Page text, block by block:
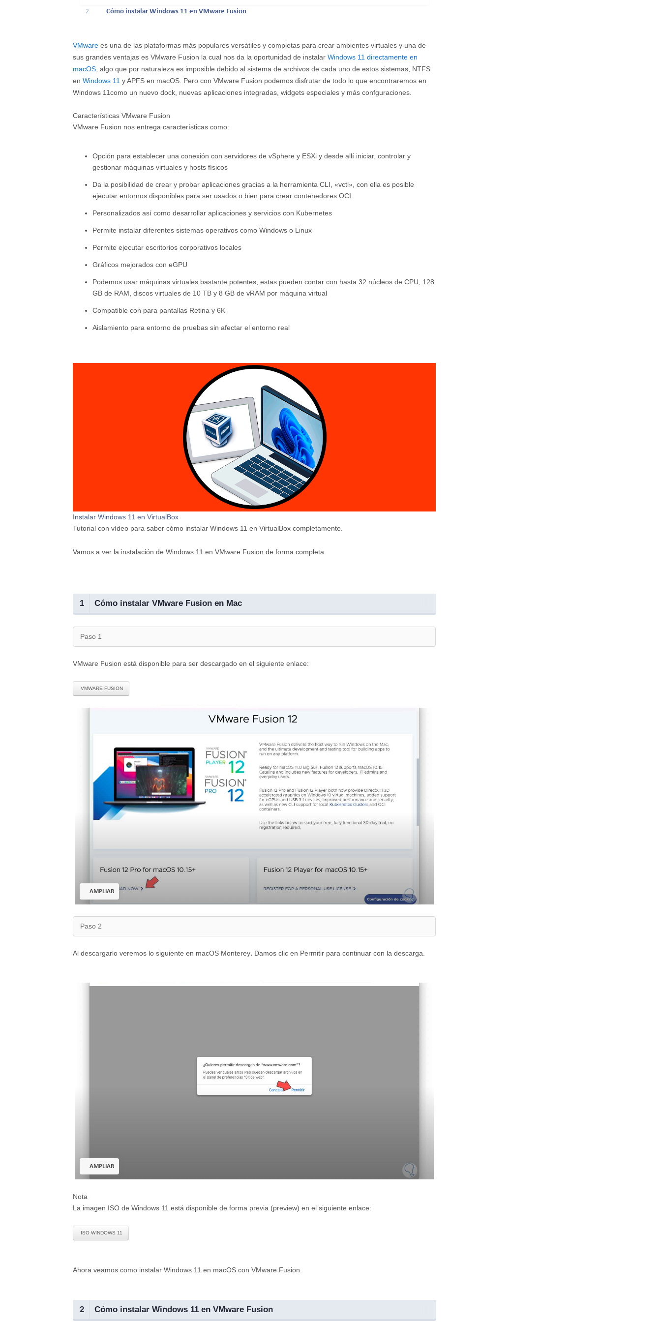
2
Cómo instalar Windows 11 en VMware Fusion
VMware es una de las plataformas más populares versátiles y completas para crear ambientes virtuales y una de
sus grandes ventajas es VMware Fusion la cual nos da la oportunidad de instalar Windows 11 directamente en
macOS, algo que por naturaleza es imposible debido al sistema de archivos de cada uno de estos sistemas, NTFS
en Windows 11 y APFS en macOS. Pero con VMware Fusion podemos disfrutar de todo lo que encontraremos en
Windows 11como un nuevo dock, nuevas aplicaciones integradas, widgets especiales y más confguraciones.
Características VMware Fusion
VMware Fusion nos entrega características como:
Opción para establecer una conexión con servidores de vSphere y ESXi y desde allí iniciar, controlar y
gestionar máquinas virtuales y hosts físicos
Da la posibilidad de crear y probar aplicaciones gracias a la herramienta CLI, «vctl», con ella es posible
ejecutar entornos disponibles para ser usados o bien para crear contenedores OCI
Personalizados así como desarrollar aplicaciones y servicios con Kubernetes
Permite instalar diferentes sistemas operativos como Windows o Linux
Permite ejecutar escritorios corporativos locales
Gráficos mejorados con eGPU
Podemos usar máquinas virtuales bastante potentes, estas pueden contar con hasta 32 núcleos de CPU, 128
GB de RAM, discos virtuales de 10 TB y 8 GB de vRAM por máquina virtual
Compatible con para pantallas Retina y 6K
Aislamiento para entorno de pruebas sin afectar el entorno real
Instalar Windows 11 en VirtualBox
Tutorial con vídeo para saber cómo instalar Windows 11 en VirtualBox completamente.
Vamos a ver la instalación de Windows 11 en VMware Fusion de forma completa.
1 Cómo instalar VMware Fusion en Mac
Paso 1
VMware Fusion está disponible para ser descargado en el siguiente enlace:
VMWARE FUSION
AMPLIAR
Paso 2
Al descargarlo veremos lo siguiente en macOS Monterey. Damos clic en Permitir para continuar con la descarga.
AMPLIAR
Nota
La imagen ISO de Windows 11 está disponible de forma previa (preview) en el siguiente enlace:
ISO WINDOWS 11
Ahora veamos como instalar Windows 11 en macOS con VMware Fusion.
2 Cómo instalar Windows 11 en VMware Fusion